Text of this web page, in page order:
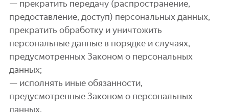
— прекратить передачу (распространение,
предоставление, доступ) персональных данных,
прекратить обработку и уничтожить
персональные данные в порядке и случаях,
предусмотренных Законом о персональных
данных;
— исполнять иные обязанности,
предусмотренные Законом о персональных
данных.